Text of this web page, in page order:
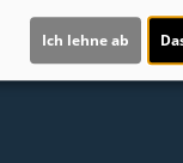
Ich lehne ab